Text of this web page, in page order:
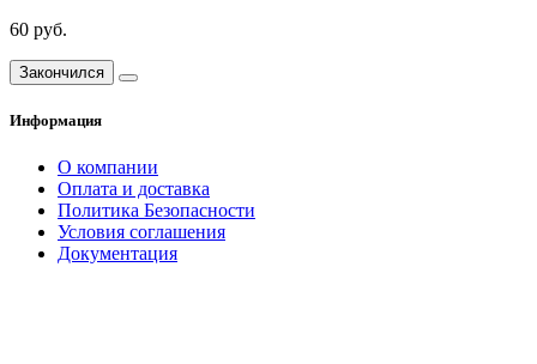
60 руб.
Закончился
Информация
О компании
Оплата и доставка
Политика Безопасности
Условия соглашения
Документация